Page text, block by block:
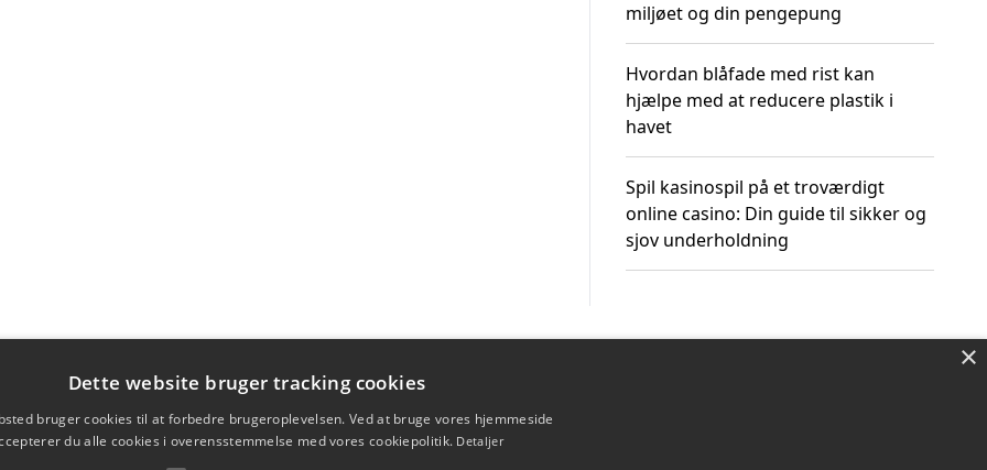
miljøet og din pengepung
Hvordan blåfade med rist kan
hjælpe med at reducere plastik i
havet
Spil kasinospil på et troværdigt
online casino: Din guide til sikker og
sjov underholdning
×
Dette website bruger tracking cookies
bruger cookies til at forbedre brugeroplevelsen. Ved at bruge vores hjemmeside
du alle cookies i overensstemmelse med vores cookiepolitik. Detaljer